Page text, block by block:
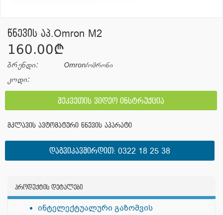
წნევის აპ.Omron M2
160.00¢
ბრენდი: Omron/ომრონი
კოდი:
შეკვეთის ვიდეო ინსტრუქცია
მკლავის ავტომატური წნევის აპარატი
ᲓᲐᲒᲕᲘᲙᲐᲕᲨᲘᲠᲓᲘᲗ:0322 18 25 38
პროდუქტის დეტალები
ინტელექტუალური გაზომვის